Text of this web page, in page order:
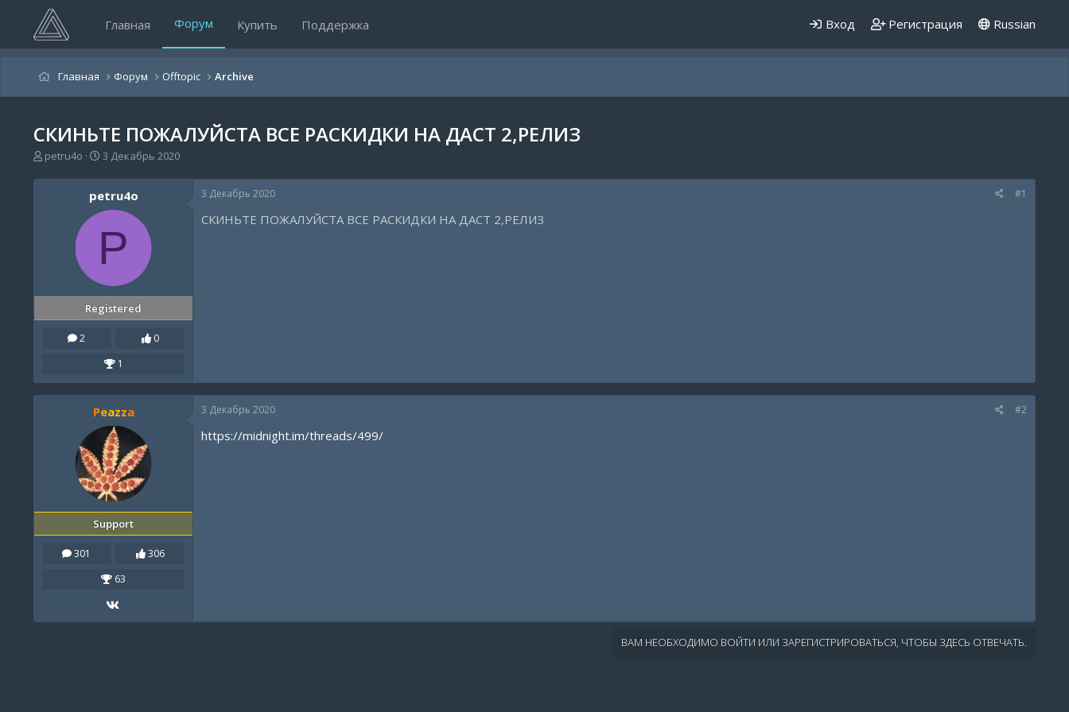
Главная Форум Купить Поддержка Вход Регистрация Russian
Главная Форум Offtopic Archive
СКИНЬТЕ ПОЖАЛУЙСТА ВСЕ РАСКИДКИ НА ДАСТ 2,РЕЛИЗ
А
т
petru4o
Д
т
а
н
ч
а
а
3 Декабрь 2020
petru4o
P
Registered
2
0
1
3 Декабрь 2020 #1
СКИНЬТЕ ПОЖАЛУЙСТА ВСЕ РАСКИДКИ НА ДАСТ 2,РЕЛИЗ
Peazza
Support
301
306
63
3 Декабрь 2020 #2
https://midnight.im/threads/499/
ВАМ НЕОБХОДИМО ВОЙТИ ИЛИ ЗАРЕГИСТРИРОВАТЬСЯ, ЧТОБЫ ЗДЕСЬ ОТВЕЧАТЬ.